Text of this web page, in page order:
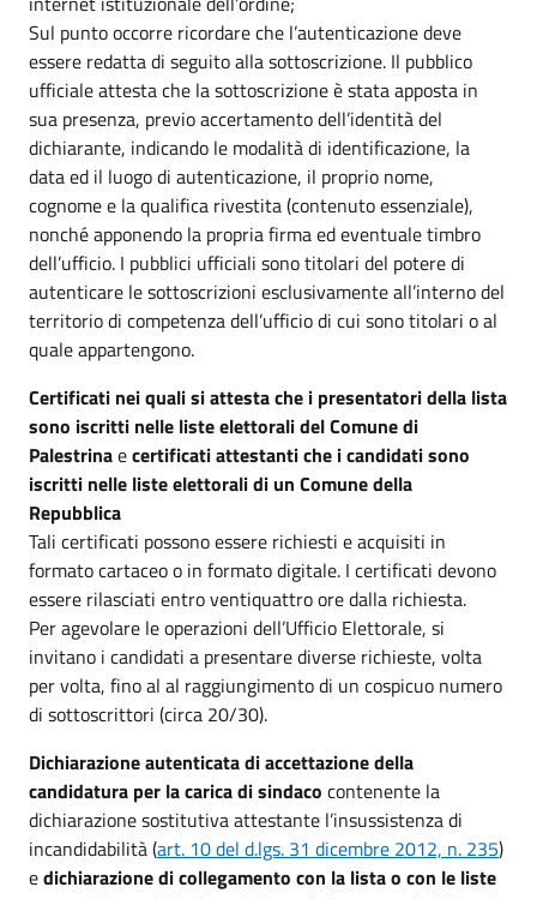
Sul punto occorre ricordare che l’autenticazione deve
essere redatta di seguito alla sottoscrizione. Il pubblico
ufficiale attesta che la sottoscrizione è stata apposta in
sua presenza, previo accertamento dell’identità del
dichiarante, indicando le modalità di identificazione, la
data ed il luogo di autenticazione, il proprio nome,
cognome e la qualifica rivestita (contenuto essenziale),
nonché apponendo la propria firma ed eventuale timbro
dell’ufficio. I pubblici ufficiali sono titolari del potere di
autenticare le sottoscrizioni esclusivamente all’interno del
territorio di competenza dell’ufficio di cui sono titolari o al
quale appartengono.
Certificati nei quali si attesta che i presentatori della lista
sono iscritti nelle liste elettorali del Comune di
Palestrinaecertificati attestanti che i candidati sono
iscritti nelle liste elettorali di un Comune della
Repubblica
Tali certificati possono essere richiesti e acquisiti in
formato cartaceo o in formato digitale. I certificati devono
essere rilasciati entro ventiquattro ore dalla richiesta.
Per agevolare le operazioni dell’Ufficio Elettorale, si
invitano i candidati a presentare diverse richieste, volta
per volta, fino al al raggiungimento di un cospicuo numero
di sottoscrittori (circa 20/30).
Dichiarazione autenticata di accettazione della
candidatura per la carica di sindaco contenente la
dichiarazione sostitutiva attestante l’insussistenza di
incandidabilità (art. 10 del d.lgs. 31 dicembre 2012, n. 235)
edichiarazione di collegamento con la lista o con le liste